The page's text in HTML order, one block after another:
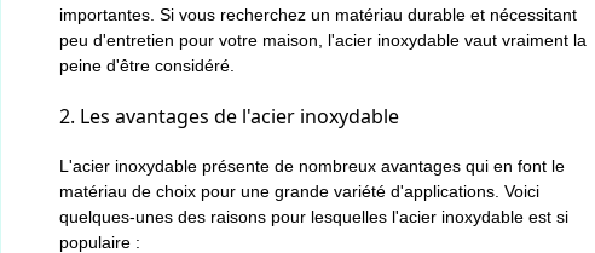
importantes. Si vous recherchez un matériau durable et nécessitant
peu d'entretien pour votre maison, l'acier inoxydable vaut vraiment la
peine d'être considéré.
2. Les avantages de l'acier inoxydable
L'acier inoxydable présente de nombreux avantages qui en font le
matériau de choix pour une grande variété d'applications. Voici
quelques-unes des raisons pour lesquelles l'acier inoxydable est si
populaire :